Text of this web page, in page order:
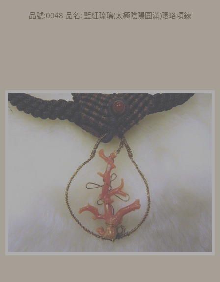
品號:0048 品名: 藍紅琉璃(太極陰陽圓滿)瓔珞項鍊